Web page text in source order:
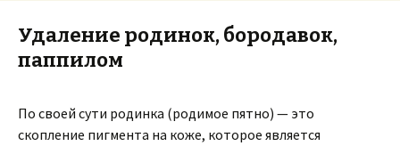
Удаление родинок, бородавок,
паппилом
По своей сути родинка (родимое пятно) — это
скопление пигмента на коже, которое является